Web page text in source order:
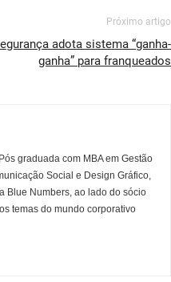
Próximo artigo
adota sistema “ganha-
ganha” para franqueados
graduada com MBA em Gestão
Social e Design Gráfico,
Blue Numbers, ao lado do sócio
temas do mundo corporativo